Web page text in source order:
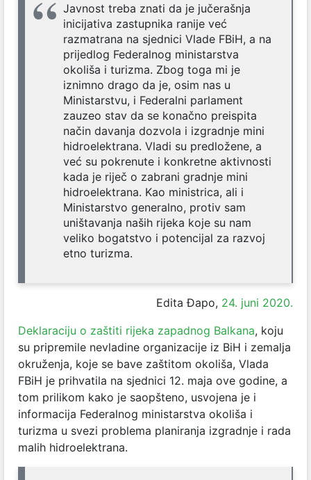
Javnost treba znati da je jučerašnja
inicijativa zastupnika ranije već
razmatrana na sjednici Vlade FBiH, a na
prijedlog Federalnog ministarstva
okoliša i turizma. Zbog toga mi je
iznimno drago da je, osim nas u
Ministarstvu, i Federalni parlament
zauzeo stav da se konačno preispita
način davanja dozvola i izgradnje mini
hidroelektrana. Vladi su predložene, a
već su pokrenute i konkretne aktivnosti
kada je riječ o zabrani gradnje mini
hidroelektrana. Kao ministrica, ali i
Ministarstvo generalno, protiv sam
uništavanja naših rijeka koje su nam
veliko bogatstvo i potencijal za razvoj
etno turizma.
Edita Đapo, 24. juni 2020.
Deklaraciju o zaštiti rijeka zapadnog Balkana, koju
su pripremile nevladine organizacije iz BiH i zemalja
okruženja, koje se bave zaštitom okoliša, Vlada
FBiH je prihvatila na sjednici 12. maja ove godine, a
tom prilikom kako je saopšteno, usvojena je i
informacija Federalnog ministarstva okoliša i
turizma u svezi problema planiranja izgradnje i rada
malih hidroelektrana.